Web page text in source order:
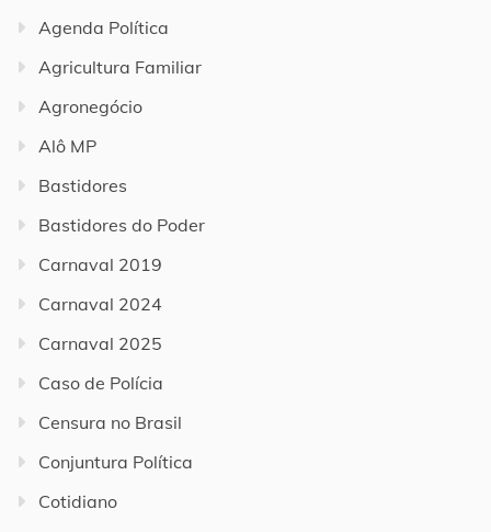
Agenda Política
Agricultura Familiar
Agronegócio
Alô MP
Bastidores
Bastidores do Poder
Carnaval 2019
Carnaval 2024
Carnaval 2025
Caso de Polícia
Censura no Brasil
Conjuntura Política
Cotidiano